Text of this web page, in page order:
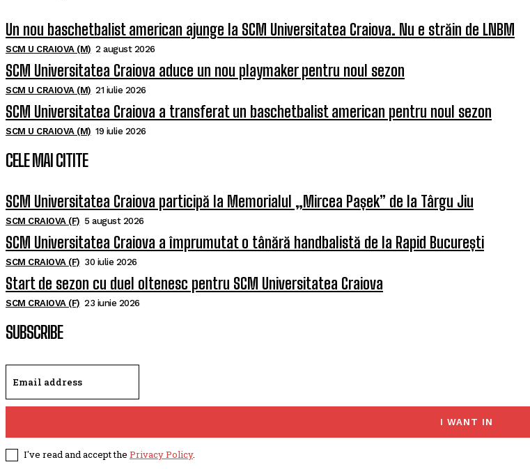
Un nou baschetbalist american ajunge la SCM Universitatea Craiova. Nu e străin de LNBM
SCM U CRAIOVA (M) 2 august 2026
SCM Universitatea Craiova aduce un nou playmaker pentru noul sezon
SCM U CRAIOVA (M) 21 iulie 2026
SCM Universitatea Craiova a transferat un baschetbalist american pentru noul sezon
SCM U CRAIOVA (M) 19 iulie 2026
CELE MAI CITITE
SCM Universitatea Craiova participă la Memorialul „Mircea Pașek” de la Târgu Jiu
SCM CRAIOVA (F) 5 august 2026
SCM Universitatea Craiova a împrumutat o tânără handbalistă de la Rapid București
SCM CRAIOVA (F) 30 iulie 2026
Start de sezon cu duel oltenesc pentru SCM Universitatea Craiova
SCM CRAIOVA (F) 23 iunie 2026
SUBSCRIBE
I WANT IN
I've read and accept the Privacy Policy.